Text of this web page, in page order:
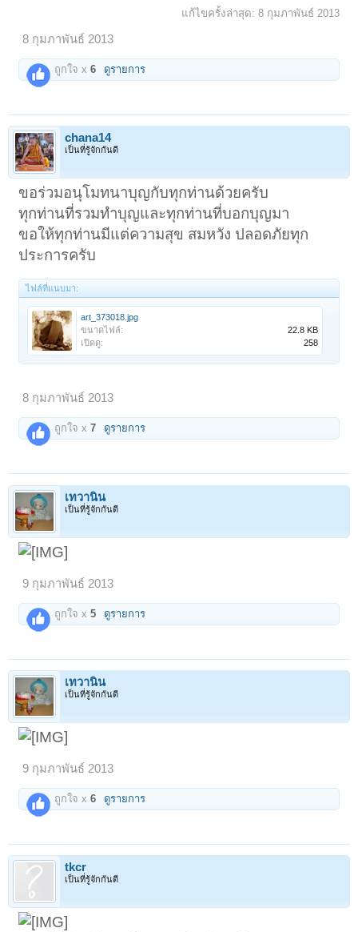
แก้ไขครั้งล่าสุด: 8 กุมภาพันธ์ 2013
8 กุมภาพันธ์ 2013
ถูกใจ x6 ดูรายการ
chana14
เป็นที่รู้จักกันดี
ขอร่วมอนุโมทนาบุญกับทุกท่านด้วยครับ
ทุกท่านที่รวมทำบุญและทุกท่านที่บอกบุญมา
ขอให้ทุกท่านมีแต่ความสุข สมหวัง ปลอดภัยทุก
ประการครับ
ไฟล์ที่แนบมา:
art_373018.jpg
ขนาดไฟล์:
22.8 KB
เปิดดู:
258
8 กุมภาพันธ์ 2013
ถูกใจ x7 ดูรายการ
เทวานิน
เป็นที่รู้จักกันดี
9 กุมภาพันธ์ 2013
ถูกใจ x5 ดูรายการ
เทวานิน
เป็นที่รู้จักกันดี
9 กุมภาพันธ์ 2013
ถูกใจ x6 ดูรายการ
tkcr
เป็นที่รู้จักกันดี
< ย้อนกลับ 1